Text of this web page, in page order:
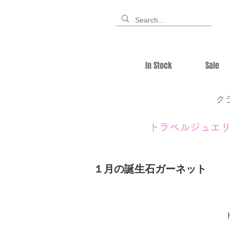
In Stock Sale
ク
トラベルジュエ
１月の誕生石ガーネット